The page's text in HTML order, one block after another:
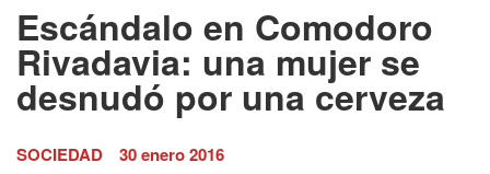
Escándalo en Comodoro
Rivadavia: una mujer se
desnudó por una cerveza
SOCIEDAD 30 enero 2016